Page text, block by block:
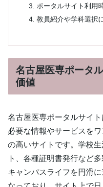
ポータルサイト利用
教員紹介や学科選択
名古屋医専ポータ
価値
名古屋医専ポータルサイ
必要な情報やサービスを
の高いサイトです。学校
ト、各種証明書発行など
キャンパスライフを円滑